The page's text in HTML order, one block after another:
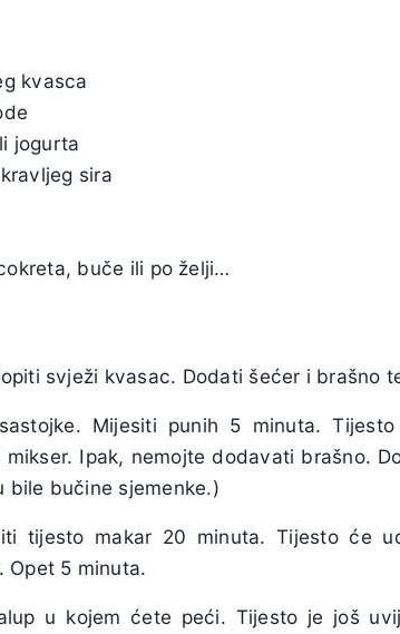
kvasca
jogurta
sira
buče ili po želji…
svježi kvasac. Dodati šećer i brašno
Mijesiti punih 5 minuta.
mikser. Ipak, nemojte dodavati brašno.
bile bučine sjemenke.)
tijesto makar 20 minuta. Tijesto će
Opet 5 minuta.
u kojem ćete peći. Tijesto je još